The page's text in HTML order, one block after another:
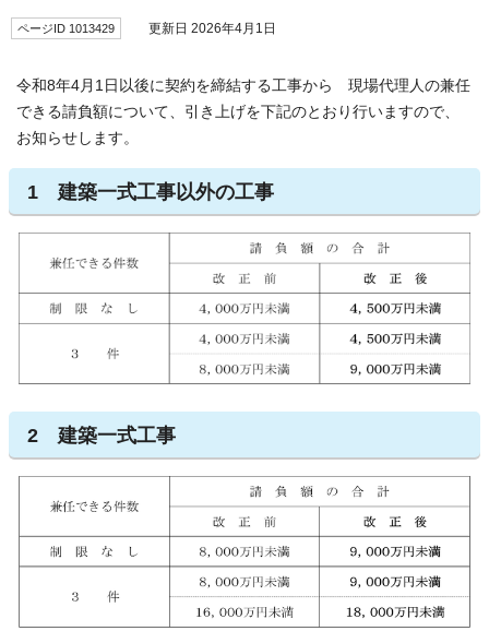
ページID 1013429 更新日 2026年4月1日
令和8年4月1日以後に契約を締結する工事から 現場代理人の兼任
できる請負額について、引き上げを下記のとおり行いますので、
お知らせします。
1 建築一式工事以外の工事
2 建築一式工事